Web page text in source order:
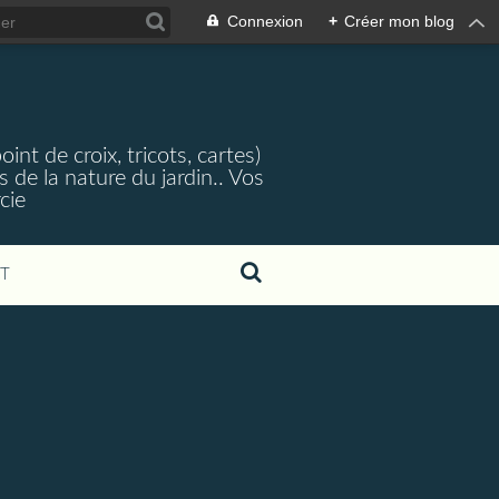
Connexion + Créer mon blog
de croix, tricots, cartes)
de la nature du jardin.. Vos